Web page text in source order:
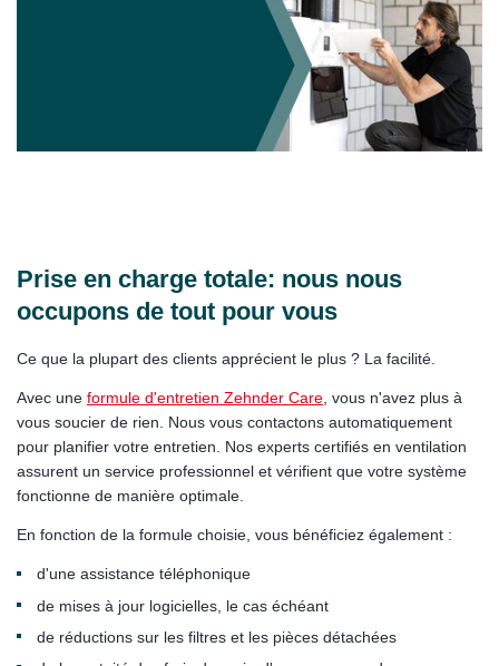
Prise en charge totale: nous nous
occupons de tout pour vous
Ce que la plupart des clients apprécient le plus ? La facilité.
Avec une formule d'entretien Zehnder Care , vous n'avez plus à
vous soucier de rien. Nous vous contactons automatiquement
pour planifier votre entretien. Nos experts certifiés en ventilation
assurent un service professionnel et vérifient que votre système
fonctionne de manière optimale.
En fonction de la formule choisie, vous bénéficiez également :
d'une assistance téléphonique
de mises à jour logicielles, le cas échéant
de réductions sur les filtres et les pièces détachées